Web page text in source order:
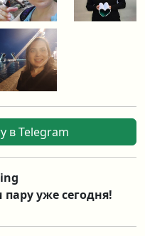
в Telegram
уже сегодня!